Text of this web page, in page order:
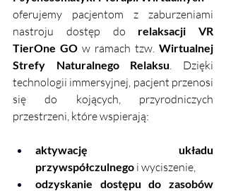
oferujemy pacjentom z zaburzeniami
nastroju dostęp do relaksacji VR
TierOne GO w ramach tzw. Wirtualnej
Strefy Naturalnego Relaksu . Dzięki
technologii immersyjnej, pacjent przenosi
się do kojących, przyrodniczych
przestrzeni, które wspierają:
aktywację układu
przywspółczulnego i wyciszenie,
odzyskanie dostępu do zasobów